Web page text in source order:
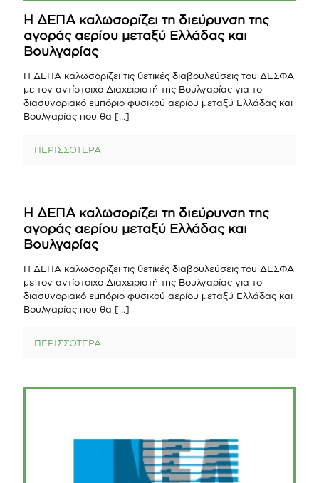
Η ΔΕΠΑ καλωσορίζει τη διεύρυνση της
αγοράς αερίου μεταξύ Ελλάδας και
Βουλγαρίας
Η ΔΕΠΑ καλωσορίζει τις θετικές διαβουλεύσεις του ΔΕΣΦΑ
με τον αντίστοιχο Διαχειριστή της Βουλγαρίας για το
διασυνοριακό εμπόριο φυσικού αερίου μεταξύ Ελλάδας και
Βουλγαρίας που θα […]
ΠΕΡΙΣΣΟΤΕΡΑ
Η ΔΕΠΑ καλωσορίζει τη διεύρυνση της
αγοράς αερίου μεταξύ Ελλάδας και
Βουλγαρίας
Η ΔΕΠΑ καλωσορίζει τις θετικές διαβουλεύσεις του ΔΕΣΦΑ
με τον αντίστοιχο Διαχειριστή της Βουλγαρίας για το
διασυνοριακό εμπόριο φυσικού αερίου μεταξύ Ελλάδας και
Βουλγαρίας που θα […]
ΠΕΡΙΣΣΟΤΕΡΑ